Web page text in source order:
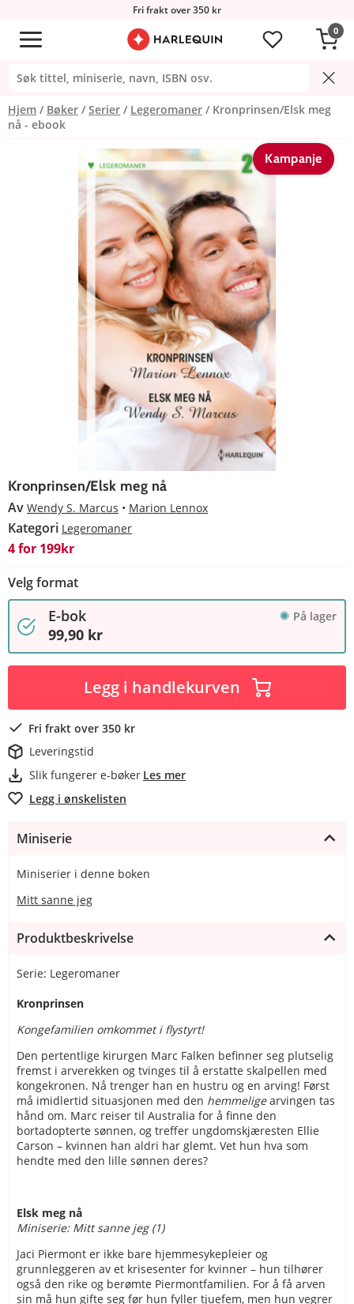
Fri frakt over 350 kr
0
Hjem Bøker Serier Legeromaner
Kronprinsen/Elsk meg
nå - ebook
Kampanje
Kronprinsen/Elsk meg nå
Av Wendy S. Marcus Marion Lennox
Kategori Legeromaner
4 for 199kr
Velg format
E-bok På lager
99,90 kr
Legg i handlekurven
Fri frakt over 350 kr
Leveringstid
Slik fungerer e-bøker Les mer
Legg i ønskelisten
Miniserie
Miniserier i denne boken
Mitt sanne jeg
Produktbeskrivelse
Serie: Legeromaner
Kronprinsen
Kongefamilien omkommet i flystyrt!
Den pertentlige kirurgen Marc Falken befinner seg plutselig
fremst i arverekken og tvinges til å erstatte skalpellen med
kongekronen. Nå trenger han en hustru og en arving! Først
må imidlertid situasjonen med den hemmeligearvingen tas
hånd om. Marc reiser til Australia for å finne den
bortadopterte sønnen, og treffer ungdomskjæresten Ellie
Carson – kvinnen han aldri har glemt. Vet hun hva som
hendte med den lille sønnen deres?
Elsk meg nå
Miniserie: Mitt sanne jeg (1)
Jaci Piermont er ikke bare hjemmesykepleier og
grunnleggeren av et krisesenter for kvinner – hun tilhører
også den rike og berømte Piermontfamilien. For å få arven
sin må hun gifte seg før hun fyller tjuefem, men hun vegrer